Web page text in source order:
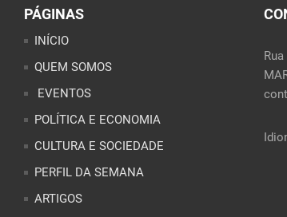
PÁGINAS
INÍCIO
QUEM SOMOS
EVENTOS
POLÍTICA E ECONOMIA
CULTURA E SOCIEDADE
PERFIL DA SEMANA
ARTIGOS